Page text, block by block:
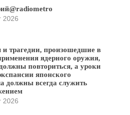
2026
и трагедии, произошедшие в
ядерного оружия,
повториться, а уроки
японского
должны всегда служить
2026